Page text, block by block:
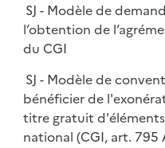
SJ - Modèle de
l’obtention de
du CGI
SJ - Modèle de
bénéficier de
titre gratuit
national (CGI, art. 795